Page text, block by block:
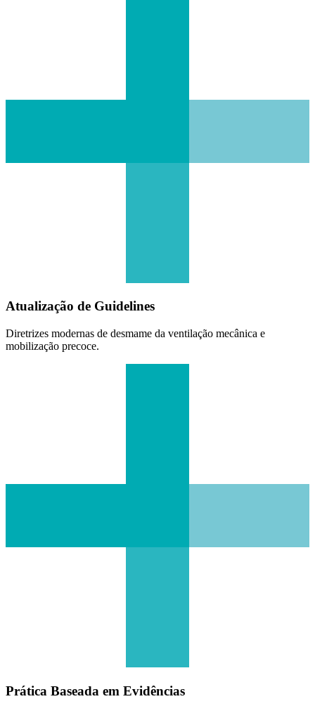
Atualização de Guidelines
Diretrizes modernas de desmame da ventilação mecânica e
mobilização precoce.
Prática Baseada em Evidências